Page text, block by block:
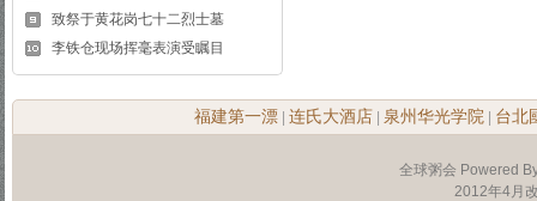
致祭于黄花岗七十二烈士墓
李铁仓现场挥毫表演受瞩目
福建第一漂 连氏大酒店 泉州华光学院 台北
全球粥会 Powered
2012年4月